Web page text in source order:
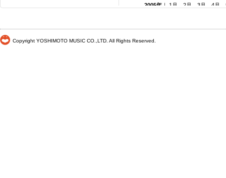
2005年 ｜ 1月 2月 3月 4月
Copyright YOSHIMOTO MUSIC CO.,LTD. All Rights Reserved.